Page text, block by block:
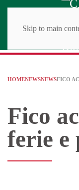
Skip to main
HOMENEWSNEWSFICO
Fico
ferie e